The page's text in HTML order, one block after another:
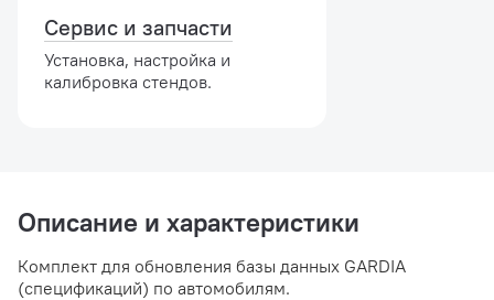
Сервис и запчасти
Установка, настройка и
калибровка стендов.
Описание и характеристики
Комплект для обновления базы данных GARDIA
(спецификаций) по автомобилям.